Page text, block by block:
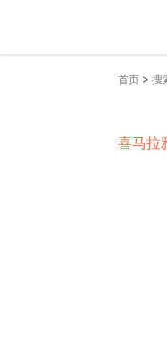
首页 > 搜
喜马拉